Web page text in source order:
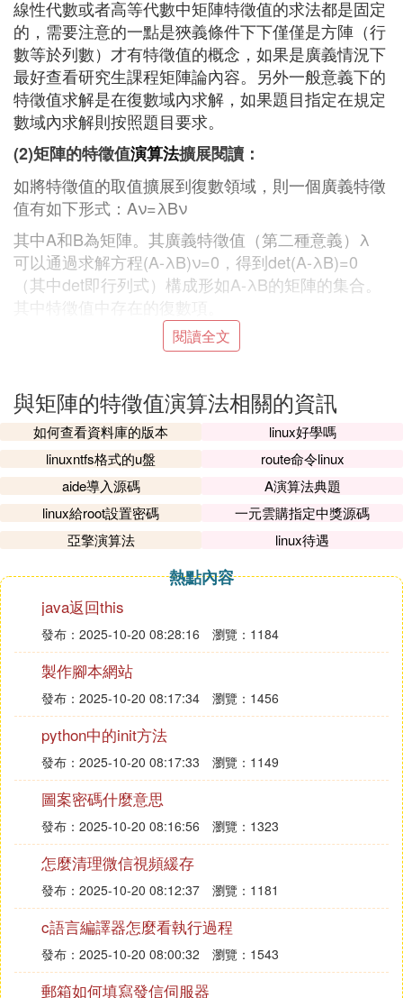
線性代數或者高等代數中矩陣特徵值的求法都是固定
的，需要注意的一點是狹義條件下下僅僅是方陣（行
數等於列數）才有特徵值的概念，如果是廣義情況下
最好查看研究生課程矩陣論內容。另外一般意義下的
特徵值求解是在復數域內求解，如果題目指定在規定
數域內求解則按照題目要求。
(2)矩陣的特徵值演算法擴展閱讀：
如將特徵值的取值擴展到復數領域，則一個廣義特徵
值有如下形式：Aν=λBν
其中A和B為矩陣。其廣義特徵值（第二種意義）λ
可以通過求解方程(A-λB)ν=0，得到det(A-λB)=0
（其中det即行列式）構成形如A-λB的矩陣的集合。
其中特徵值中存在的復數項。
若是的屬於的特徵向量，則也是對應於的特徵向量，
能屬於一個特徵值。
⑶ 矩陣特徵值計算技巧
大多情況下可利用行列式的性質, 在將某個元素化為0
的同時, 它所在的行或列的另兩個元素成比例. 這樣就
可提出λ的一個一次因子
⑷ 矩陣的特徵值怎麼計算
解: |A-λE| =
1-λ 1 1 1
1 1-λ -1 -1
1 -1 1-λ -1
1 -1 -1 1-λ
ri+r1, i=2,3,4
1-λ 1 1 1
2-λ 2-λ 0 0
2-λ 0 2-λ 0
2-λ 0 0 2-λ
c1-c2-c3-c4
-2-λ 1 1 1
0 2-λ 0 0
0 0 2-λ 0
0 0 0 2-λ
= -(2+λ)(2-λ)^3.
所以, A的特徵值為 2,2,2,-2.
閱讀全文
與矩陣的特徵值演算法相關的資訊
如何查看資料庫的版本
linux好學嗎
linuxntfs格式的u盤
route命令linux
aide導入源碼
A演算法典題
linux給root設置密碼
一元雲購指定中獎源碼
亞擎演算法
linux待遇
熱點內容
java返回this
發布：2025-10-20 08:28:16 瀏覽：1184
製作腳本網站
發布：2025-10-20 08:17:34 瀏覽：1456
python中的init方法
發布：2025-10-20 08:17:33 瀏覽：1149
圖案密碼什麼意思
發布：2025-10-20 08:16:56 瀏覽：1323
怎麼清理微信視頻緩存
發布：2025-10-20 08:12:37 瀏覽：1181
c語言編譯器怎麼看執行過程
發布：2025-10-20 08:00:32 瀏覽：1543
郵箱如何填寫發信伺服器